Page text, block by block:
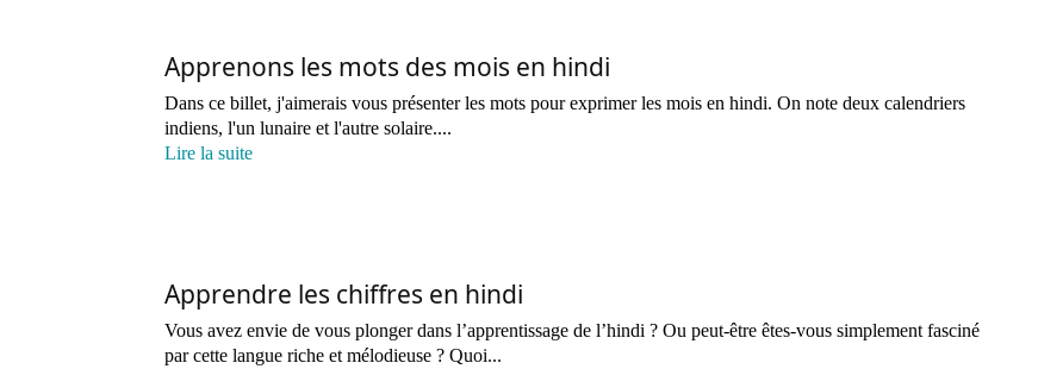
Apprenons les mots des mois en hindi
Dans ce billet, j'aimerais vous présenter les mots pour exprimer les mois en hindi. On note deux calendriers
indiens, l'un lunaire et l'autre solaire....
Lire la suite
Apprendre les chiffres en hindi
Vous avez envie de vous plonger dans l’apprentissage de l’hindi ? Ou peut-être êtes-vous simplement fasciné
par cette langue riche et mélodieuse ? Quoi...